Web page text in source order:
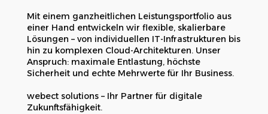
Mit einem ganzheitlichen Leistungsportfolio aus
einer Hand entwickeln wir flexible, skalierbare
Lösungen – von individuellen IT-Infrastrukturen bis
hin zu komplexen Cloud-Architekturen. Unser
Anspruch: maximale Entlastung, höchste
Sicherheit und echte Mehrwerte für Ihr Business.
webect solutions – Ihr Partner für digitale
Zukunftsfähigkeit.